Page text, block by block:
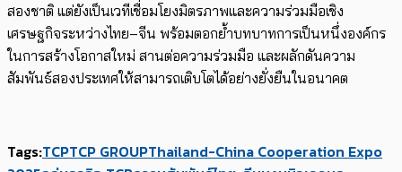
สองชาติ แต่ยังเป็นเวทีเชื่อมโยงมิตรภาพและความร่วมมือเชิง
เศรษฐกิจระหว่างไทย–จีน พร้อมตอกย้ำบทบาทการเป็นหนึ่งองค์กร
ในการสร้างโอกาสใหม่ สานต่อความร่วมมือ และผลักดันความ
สัมพันธ์สองประเทศให้สามารถเติบโตได้อย่างยั่งยืนในอนาคต
Tags:TCPTCP GROUPThailand-China Cooperation Expo